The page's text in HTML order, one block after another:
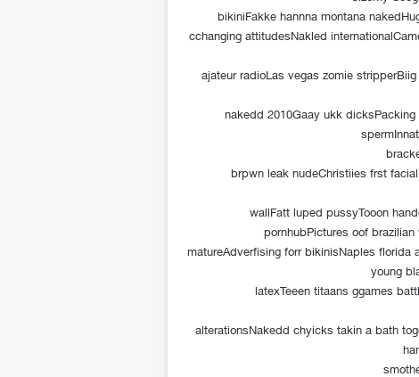
bikiniFakke hannna montana
cchanging attitudesNakled
ajateur radioLas vegas zomie
nakedd 2010Gaay ukk
brpwn leak nudeChristiies frst
wallFatt luped pussyTooon
pornhubPictures oof
matureAdverfising forr bikinisNaples florida
young
latexTeeen titaans ggames
alterationsNakedd chyicks takin a bath